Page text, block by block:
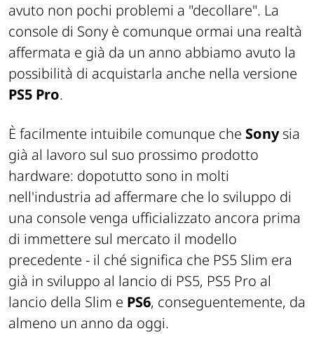
avuto non pochi problemi a "decollare". La
console di Sony è comunque ormai una realtà
affermata e già da un anno abbiamo avuto la
possibilità di acquistarla anche nella versione
PS5 Pro.
È facilmente intuibile comunque che Sonysia
già al lavoro sul suo prossimo prodotto
hardware: dopotutto sono in molti
nell'industria ad affermare che lo sviluppo di
una console venga ufficializzato ancora prima
di immettere sul mercato il modello
precedente - il ché significa che PS5 Slim era
già in sviluppo al lancio di PS5, PS5 Pro al
lancio della Slim e PS6, conseguentemente, da
almeno un anno da oggi.